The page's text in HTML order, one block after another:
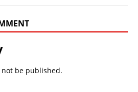
be published.